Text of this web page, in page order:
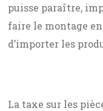
puisse paraître,
faire le montage
d’importer les
La taxe sur les